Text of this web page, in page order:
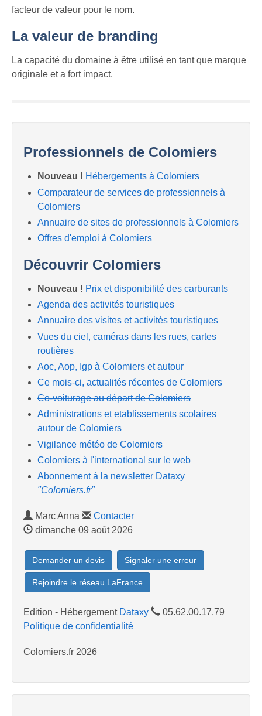
facteur de valeur pour le nom.
La valeur de branding
La capacité du domaine à être utilisé en tant que marque
originale et a fort impact.
Professionnels de Colomiers
Nouveau ! Hébergements à Colomiers
Comparateur de services de professionnels à
Colomiers
Annuaire de sites de professionnels à Colomiers
Offres d'emploi à Colomiers
Découvrir Colomiers
Nouveau ! Prix et disponibilité des carburants
Agenda des activités touristiques
Annuaire des visites et activités touristiques
Vues du ciel, caméras dans les rues, cartes
routières
Aoc, Aop, Igp à Colomiers et autour
Ce mois-ci, actualités récentes de Colomiers
Co-voiturage au départ de Colomiers
Administrations et etablissements scolaires
autour de Colomiers
Vigilance météo de Colomiers
Colomiers à l'international sur le web
Abonnement à la newsletter Dataxy
"Colomiers.fr"
Marc Anna
Contacter
dimanche 09 août 2026
Demander un devis Signaler une erreur
Rejoindre le réseau LaFrance
Edition - Hébergement Dataxy
05.62.00.17.79
Politique de confidentialité
Colomiers.fr 2026